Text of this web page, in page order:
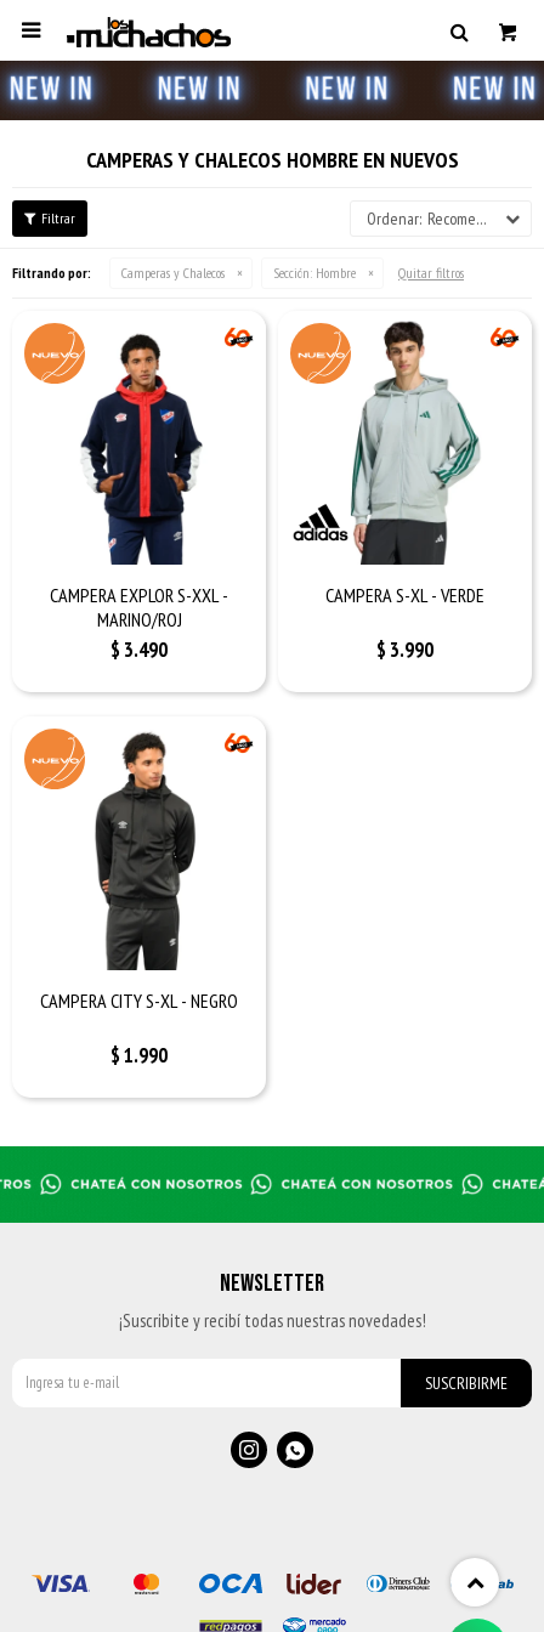

CAMPERAS Y CHALECOS HOMBRE EN NUEVOS
Recomendados
Filtrando por: Camperas y Chalecos Sección: Hombre Quitar filtros
CAMPERA EXPLOR S-XXL -
MARINO/ROJ
$ 3.490
CAMPERA S-XL - VERDE
$ 3.990
CAMPERA CITY S-XL - NEGRO
$1.990
NEWSLETTER
¡Suscribite y recibí todas nuestras novedades!
SUSCRIBIRME
 